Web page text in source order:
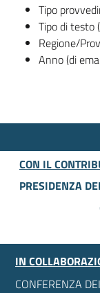
Tipo
Tipo di testo
Regione/
Anno (di
CON IL
PRESIDENZA
IN
CONFERENZA